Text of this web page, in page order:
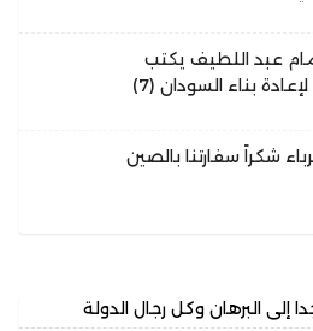
عبد اللطيف يكتب
بناء السودان (7)
شكراً سفارتنا بالصين
إلى البرهان وكل رجال الدولة